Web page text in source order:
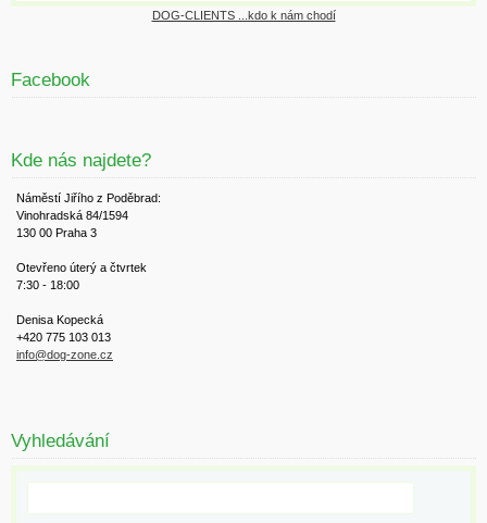
DOG-CLIENTS ...kdo k nám chodí
Facebook
Kde nás najdete?
Náměstí Jiřího z Poděbrad:
Vinohradská 84/1594
130 00 Praha 3
Otevřeno úterý a čtvrtek
7:30 - 18:00
Denisa Kopecká
+420 775 103 013
info@dog-zone.cz
Vyhledávání